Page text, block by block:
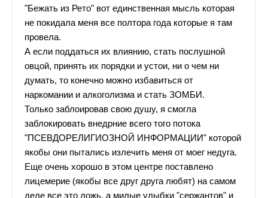
"Бежать из Рето" вот единственная мысль которая
не покидала меня все полтора года которые я там
провела.
А если поддаться их влиянию, стать послушной
овцой, принять их порядки и устои, ни о чем ни
думать, то конечно можно избавиться от
наркомании и алкоголизма и стать ЗОМБИ.
Только заблоировав свою душу, я смогла
заблокировать внедрние всего того потока
"ПСЕВДОРЕЛИГИОЗНОЙ ИНФОРМАЦИИ" которой
якобы они пытались излечить меня от моег недуга.
Еще очень хорошо в этом центре поставлено
лицемерие (якобы все друг друга любят) на самом
деле все это ложь, а милые улыбки "сержантов" и